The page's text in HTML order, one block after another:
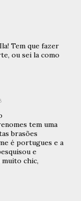
Tem que fazer
ou sei la como
tem uma
brasões
é portugues e a
e
chic,